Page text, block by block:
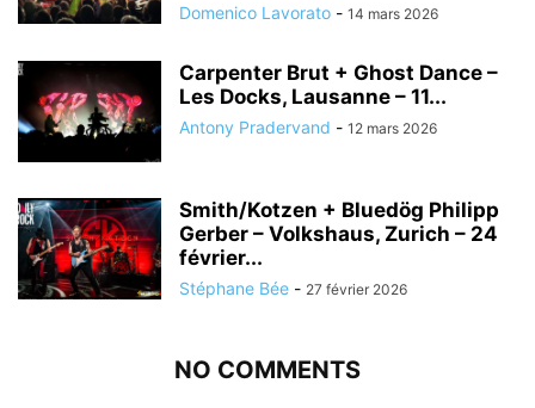
Domenico Lavorato - 14 mars 2026
Carpenter Brut + Ghost Dance –
Les Docks, Lausanne – 11...
Antony Pradervand - 12 mars 2026
Smith/Kotzen + Bluedög Philipp
Gerber – Volkshaus, Zurich – 24
février...
Stéphane Bée - 27 février 2026
NO COMMENTS